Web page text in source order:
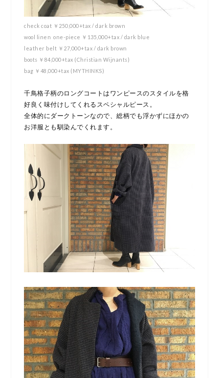
check coat ￥250,000+tax / dark brown
wool linen one-piece ￥135,000+tax / dark blue
leather belt ￥27,000+tax / dark brown
boots ￥84,000+tax (Christian Wijnants)
bag ￥48,000+tax (MYTHINKS)
千鳥格子柄のロングコートはワンピースのスタイルを格
好良く味付けしてくれるスペシャルピース。
全体的にダークトーンなので、総柄でも浮かずにほかの
お洋服とも馴染んでくれます。